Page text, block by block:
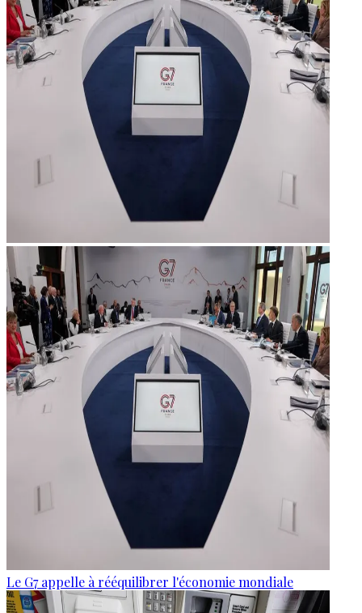
Le G7 appelle à rééquilibrer l'économie mondiale